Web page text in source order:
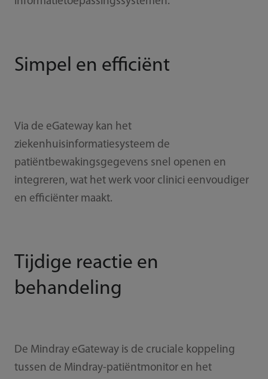
Simpel en efficiënt
Via de eGateway kan het
ziekenhuisinformatiesysteem de
patiëntbewakingsgegevens snel openen en
integreren, wat het werk voor clinici eenvoudiger
en efficiënter maakt.
Tijdige reactie en
behandeling
De Mindray eGateway is de cruciale koppeling
tussen de Mindray-patiëntmonitor en het